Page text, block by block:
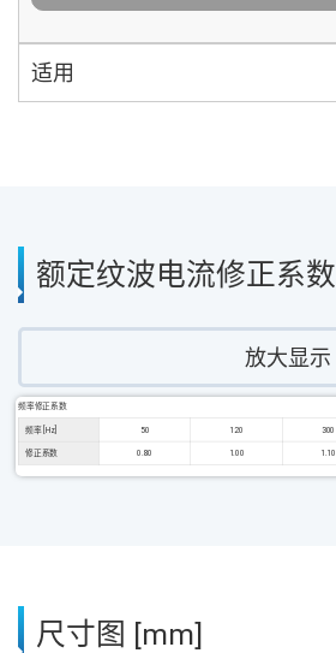
适用
额定纹波电流修正系数
放大显示
频率修正系数
频率 [Hz] 50 120 300
修正系数 0.80 1.00 1.10
尺寸图 [mm]